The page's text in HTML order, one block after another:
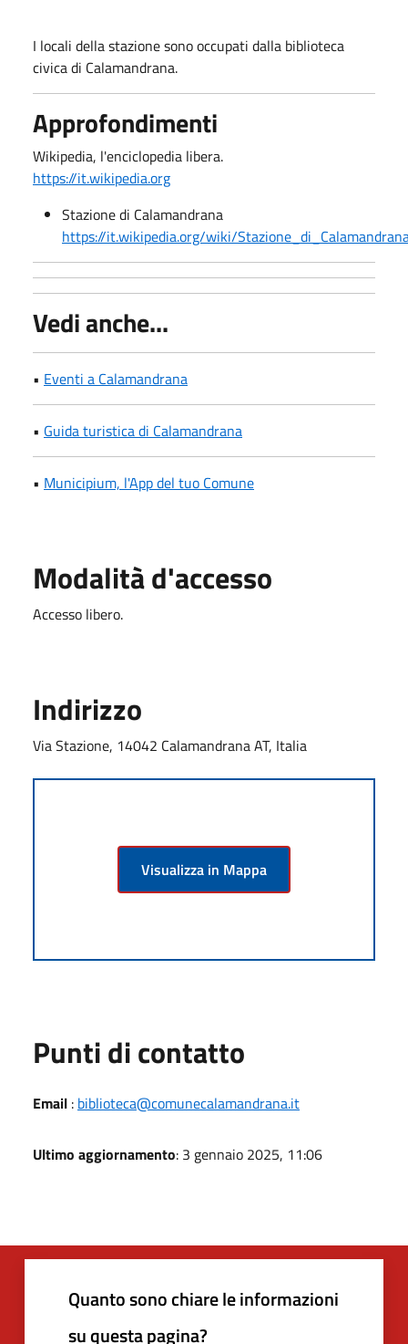
I locali della stazione sono occupati dalla biblioteca
civica di Calamandrana.
Approfondimenti
Wikipedia, l'enciclopedia libera.
https://it.wikipedia.org
Stazione di Calamandrana
https://it.wikipedia.org/wiki/
Vedi anche...
• Eventi a Calamandrana
• Guida turistica di Calamandrana
• Municipium, l'App del tuo Comune
Modalità d'accesso
Accesso libero.
Indirizzo
Via Stazione, 14042 Calamandrana AT, Italia
Visualizza in Mappa
Punti di contatto
Email : biblioteca@comunecalamandrana.it
Ultimo aggiornamento: 3 gennaio 2025, 11:06
Quanto sono chiare le informazioni
su questa pagina?